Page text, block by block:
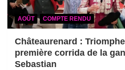
AOÛT COMPTE RENDU
Châteaurenard :
première corrida de la
Sebastian